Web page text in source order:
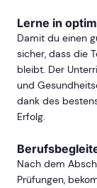
Lerne in
Damit du einen
sicher, dass die
bleibt. Der
und
dank des
Erfolg.
Nach dem
Prüfungen,